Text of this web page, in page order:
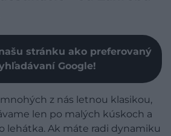
stránku ako preferovaný
Google!
z nás letnou klasikou,
len po malých kúskoch a
lehátka. Ak máte radi dynamiku